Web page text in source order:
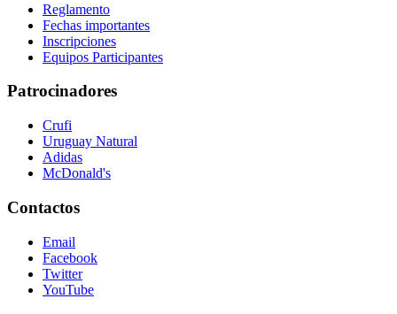
Reglamento
Fechas importantes
Inscripciones
Equipos Participantes
Patrocinadores
Crufi
Uruguay Natural
Adidas
McDonald's
Contactos
Email
Facebook
Twitter
YouTube